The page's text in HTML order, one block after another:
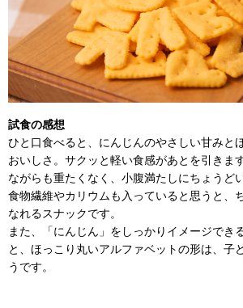
試食の感想
ひと口食べると、にんじんのやさしい甘みと
おいしさ。サクッと軽い食感があとを引きま
ながらも重たくなく、小腹満たしにちょうど
食物繊維やカリウムも入っていると思うと、
なれるスナックです。
また、「にんじん」をしっかりイメージでき
と、ほっこり丸いアルファベットの形は、子
うです。